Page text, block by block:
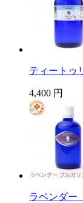
ティートゥ
4,400 円
ラベンダー